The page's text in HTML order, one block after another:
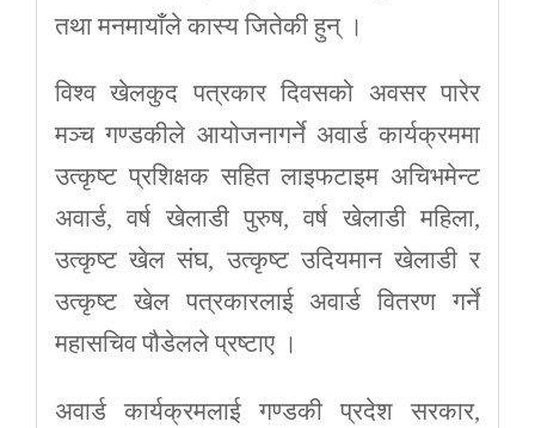
तथा मनमायाँले कास्य जितेकी हुन् ।
विश्व खेलकुद पत्रकार दिवसको अवसर पारेर
मञ्च गण्डकीले आयोजनागर्ने अवार्ड कार्यक्रममा
उत्कृष्ट प्रशिक्षक सहित लाइफटाइम अचिभमेन्ट
अवार्ड, वर्ष खेलाडी पुरुष, वर्ष खेलाडी महिला,
उत्कृष्ट खेल संघ, उत्कृष्ट उदियमान खेलाडी र
उत्कृष्ट खेल पत्रकारलाई अवार्ड वितरण गर्ने
महासचिव पौडेलले प्रष्टाए ।
अवार्ड कार्यक्रमलाई गण्डकी प्रदेश सरकार,